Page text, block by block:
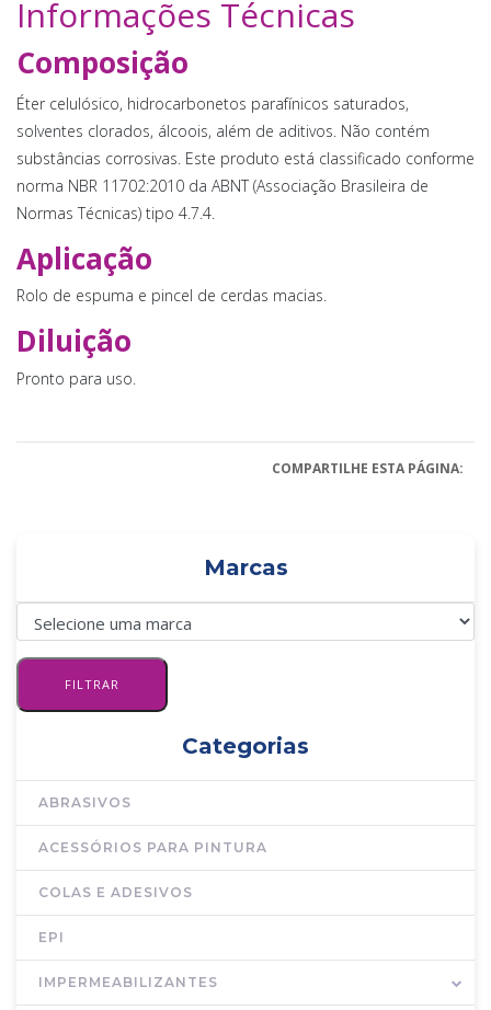
Informações Técnicas
Composição
Éter celulósico, hidrocarbonetos parafínicos saturados,
solventes clorados, álcoois, além de aditivos. Não contém
substâncias corrosivas. Este produto está classificado conforme
norma NBR 11702:2010 da ABNT (Associação Brasileira de
Normas Técnicas) tipo 4.7.4.
Aplicação
Rolo de espuma e pincel de cerdas macias.
Diluição
Pronto para uso.
COMPARTILHE ESTA PÁGINA:
Marcas
Categorias
ABRASIVOS
ACESSÓRIOS PARA PINTURA
COLAS E ADESIVOS
EPI
IMPERMEABILIZANTES